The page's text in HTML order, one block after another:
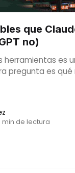
que
no)
herramientas es
pregunta es
min de lectura